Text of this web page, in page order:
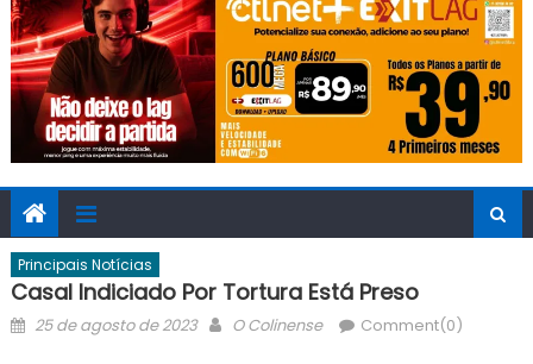
Principais Notícias
Casal Indiciado Por Tortura Está Preso
Posted
25 de agosto de 2023 Author
O Colinense Comment(0)